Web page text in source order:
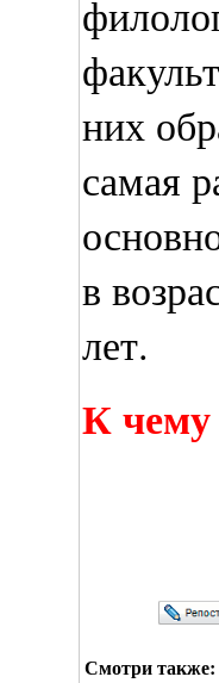
них
самая
в
лет.
К
Смотри также: